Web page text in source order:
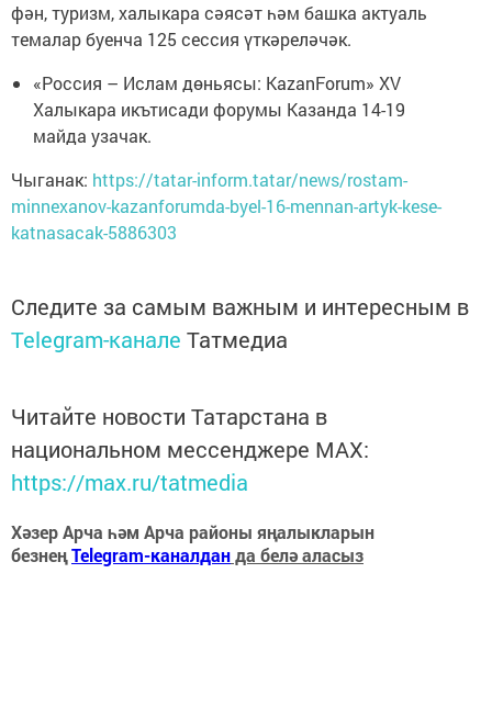
фән, туризм, халыкара сәясәт һәм башка актуаль
темалар буенча 125 сессия үткәреләчәк.
«Россия – Ислам дөньясы: KazanForum» XV
Халыкара икътисади форумы Казанда 14-19
майда узачак.
Чыганак: https://tatar-inform.tatar/news/rostam-
minnexanov-kazanforumda-byel-16-mennan-artyk-kese-
katnasacak-5886303
Следите за самым важным и интересным в
Telegram-канале Татмедиа
Читайте новости Татарстана в
национальном мессенджере MАХ:
https://max.ru/tatmedia
Хәзер Арча һәм Арча районы яңалыкларын
безнеңTelegram-каналданда белә аласыз